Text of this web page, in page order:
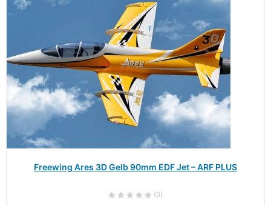
Freewing Ares 3D Gelb 90mm EDF Jet – ARF PLUS
(0)